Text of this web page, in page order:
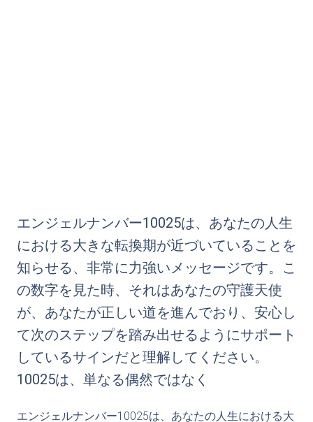
エンジェルナンバー10025は、あなたの人生
における大きな転換期が近づいていることを
知らせる、非常に力強いメッセージです。こ
の数字を見た時、それはあなたの守護天使
が、あなたが正しい道を進んでおり、安心し
て次のステップを踏み出せるようにサポート
しているサインだと理解してください。
10025は、単なる偶然ではなく
エンジェルナンバー10025は、あなたの人生における大